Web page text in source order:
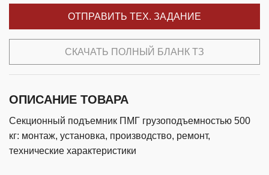
ОТПРАВИТЬ ТЕХ. ЗАДАНИЕ
СКАЧАТЬ ПОЛНЫЙ БЛАНК ТЗ
ОПИСАНИЕ ТОВАРА
Секционный подъемник ПМГ грузоподъемностью 500
кг: монтаж, установка, производство, ремонт,
технические характеристики